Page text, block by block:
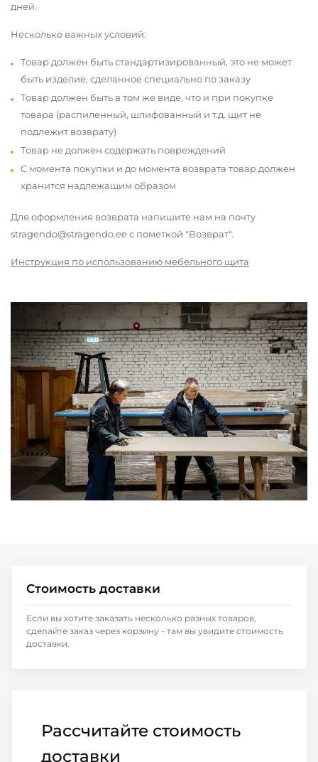
дней.
Несколько важных условий:
Товар должен быть стандартизированный, это не может
быть изделие, сделанное специально по заказу
Товар должен быть в том же виде, что и при покупке
товара (распиленный, шлифованный и т.д. щит не
подлежит возврату)
Товар не должен содержать повреждений
С момента покупки и до момента возврата товар должен
хранится надлежащим образом
Для оформления возврата напишите нам на почту
stragendo@stragendo.ee с пометкой "Возврат".
Инструкция по использованию мебельного щита
Рассчитайте стоимость
доставки
Стоимость доставки
Если вы хотите заказать несколько разных товаров,
сделайте заказ через корзину - там вы увидите стоимость
доставки.